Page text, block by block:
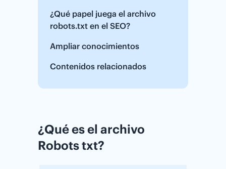
¿Qué papel juega el archivo
robots.txt en el SEO?
Ampliar conocimientos
Contenidos relacionados
¿Qué es el archivo
Robots txt?